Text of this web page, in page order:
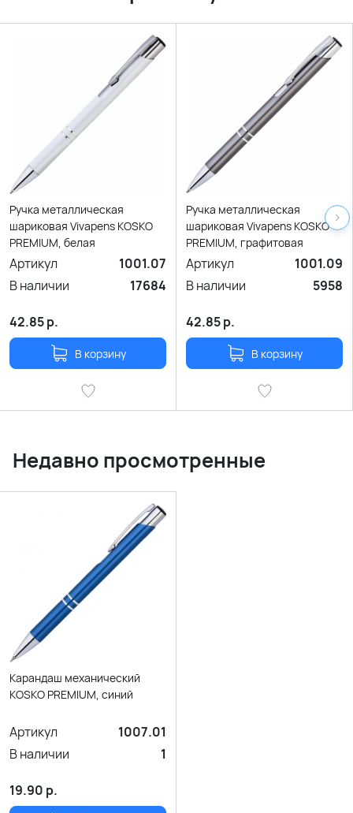
Ручка металлическая
шариковая Vivapens KOSKO
PREMIUM, белая
Артикул
1001.07
В наличии
17684
42.85р.
В корзину
Ручка металлическая
шариковая Vivapens KOSKO
PREMIUM, графитовая
Артикул
1001.09
В наличии
5958
42.85р.
В корзину
Недавно просмотренные
Карандаш механический
KOSKO PREMIUM, синий
Артикул
1007.01
В наличии
1
19.90 р.